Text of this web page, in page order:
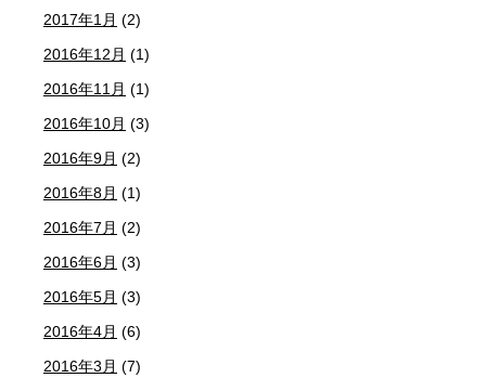
2017年1月 (2)
2016年12月 (1)
2016年11月 (1)
2016年10月 (3)
2016年9月 (2)
2016年8月 (1)
2016年7月 (2)
2016年6月 (3)
2016年5月 (3)
2016年4月 (6)
2016年3月 (7)